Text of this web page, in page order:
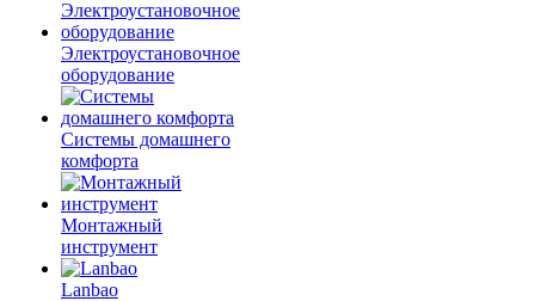
Электроустановочное
оборудование
Системы домашнего
комфорта
Монтажный
инструмент
Lanbao